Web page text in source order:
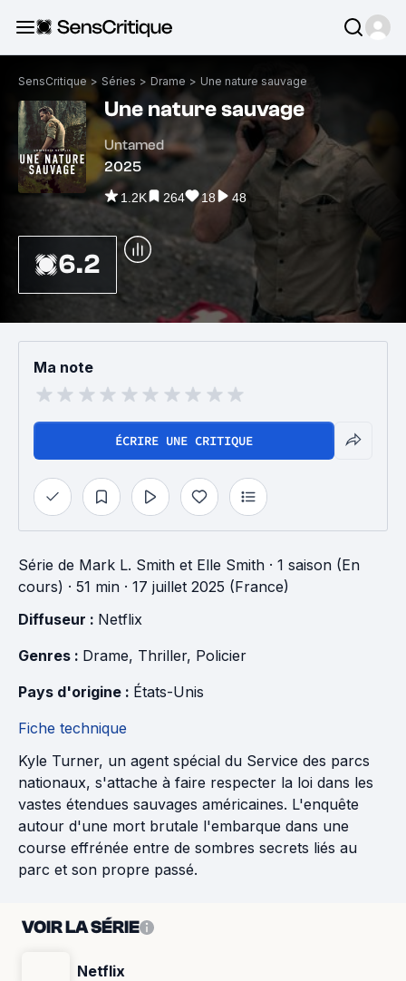
SensCritique > Séries > Drame > Une nature sauvage
Une nature sauvage
Untamed
2025
1.2K 264 18 48
6.2
Ma note
ÉCRIRE UNE CRITIQUE
Série de Mark L. Smith et Elle Smith · 1 saison (En
cours) · 51 min · 17 juillet 2025 (France)
Diffuseur : Netflix
Genres : Drame, Thriller, Policier
Pays d'origine : États-Unis
Fiche technique
Kyle Turner, un agent spécial du Service des parcs
nationaux, s'attache à faire respecter la loi dans les
vastes étendues sauvages américaines. L'enquête
autour d'une mort brutale l'embarque dans une
course effrénée entre de sombres secrets liés au
parc et son propre passé.
VOIR LA SÉRIE
Netflix